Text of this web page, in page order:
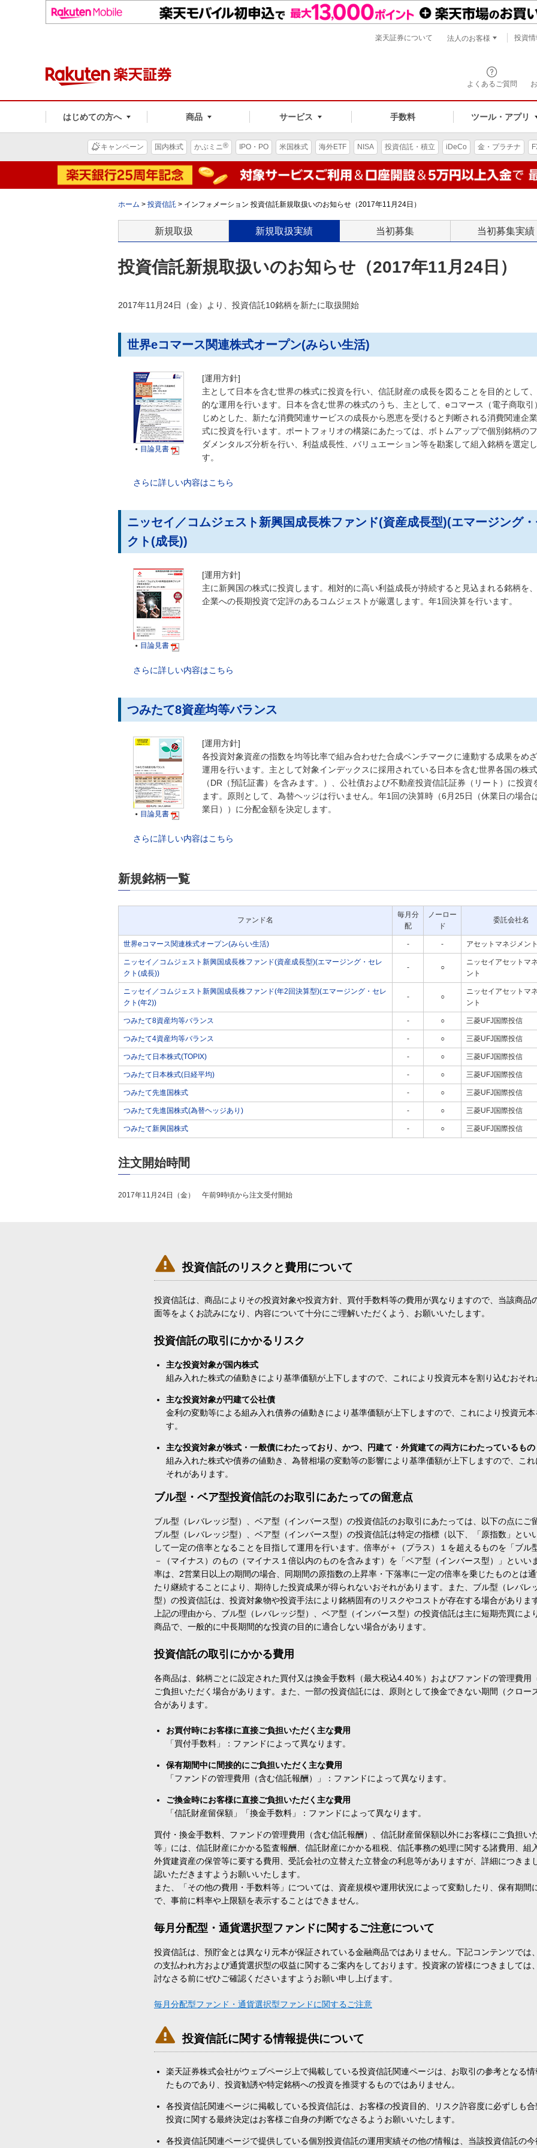
よくあるご質問
はじめての方へ 商品 サービス 手数料 ツール・アプリ
楽天証券について 法人のお客様 投資
キャンペーン 国内株式 かぶミニ® IPO・PO 米国株式 海外ETF NISA 投資信託・積立 iDeCo 金・プラチナ
ホーム > 投資信託 > インフォメーション 投資信託新規取扱いのお知らせ（2017年11月24日）
新規取扱 新規取扱実績 当初募集 当初募集実績
投資信託新規取扱いのお知らせ（2017年11月24日）
2017年11月24日（金）より、投資信託10銘柄を新たに取扱開始
世界eコマース関連株式オープン(みらい生活)
 目論見書
[運用方針]
主として日本を含む世界の株式に投資を行い、信託財産の成長を図ることを目的として
的な運用を行います。日本を含む世界の株式のうち、主として、eコマース（電子商取引
じめとした、新たな消費関連サービスの成長から恩恵を受けると判断される消費関連企
式に投資を行います。ポートフォリオの構築にあたっては、ボトムアップで個別銘柄の
ダメンタルズ分析を行い、利益成長性、バリュエーション等を勘案して組入銘柄を選定
す。
さらに詳しい内容はこちら
ニッセイ／コムジェスト新興国成長株ファンド(資産成長型)(エマージング
クト(成長))
 目論見書
[運用方針]
主に新興国の株式に投資します。相対的に高い利益成長が持続すると見込まれる銘柄を
企業への長期投資で定評のあるコムジェストが厳選します。年1回決算を行います。
さらに詳しい内容はこちら
つみたて8資産均等バランス
 目論見書
[運用方針]
各投資対象資産の指数を均等比率で組み合わせた合成ベンチマークに連動する成果をめ
運用を行います。主として対象インデックスに採用されている日本を含む世界各国の株式
（DR（預託証書）を含みます。）、公社債および不動産投資信託証券（リート）に投資
ます。原則として、為替ヘッジは行いません。年1回の決算時（6月25日（休業日の場合
業日））に分配金額を決定します。
さらに詳しい内容はこちら
新規銘柄一覧
ファンド名
毎月分
配
ノーロー
ド
委託会社名
世界eコマース関連株式オープン(みらい生活) - - アセットマネジメン
ニッセイ／コムジェスト新興国成長株ファンド(資産成長型)(エマージング・セレ
クト(成長))
- ○
ニッセイアセットマ
ント
ニッセイ／コムジェスト新興国成長株ファンド(年2回決算型)(エマージング・セレ
クト(年2))
- ○
ニッセイアセットマ
ント
つみたて8資産均等バランス - ○ 三菱UFJ国際投信
つみたて4資産均等バランス - ○ 三菱UFJ国際投信
つみたて日本株式(TOPIX) - ○ 三菱UFJ国際投信
つみたて日本株式(日経平均) - ○ 三菱UFJ国際投信
つみたて先進国株式 - ○ 三菱UFJ国際投信
つみたて先進国株式(為替ヘッジあり) - ○ 三菱UFJ国際投信
つみたて新興国株式 - ○ 三菱UFJ国際投信
注文開始時間
2017年11月24日（金） 午前9時頃から注文受付開始
 投資信託のリスクと費用について
投資信託は、商品によりその投資対象や投資方針、買付手数料等の費用が異なりますので、当該商品
面等をよくお読みになり、内容について十分にご理解いただくよう、お願いいたします。
投資信託の取引にかかるリスク
主な投資対象が国内株式
組み入れた株式の値動きにより基準価額が上下しますので、これにより投資元本を割り込むおそれ
主な投資対象が円建て公社債
金利の変動等による組み入れ債券の値動きにより基準価額が上下しますので、これにより投資元
す。
主な投資対象が株式・一般債にわたっており、かつ、円建て・外貨建ての両方にわたっているもの
組み入れた株式や債券の値動き、為替相場の変動等の影響により基準価額が上下しますので、こ
それがあります。
ブル型・ベア型投資信託のお取引にあたっての留意点
ブル型（レバレッジ型）、ベア型（インバース型）の投資信託のお取引にあたっては、以下の点にご
ブル型（レバレッジ型）、ベア型（インバース型）の投資信託は特定の指標（以下、「原指数」とい
して一定の倍率となることを目指して運用を行います。倍率が＋（プラス）１を超えるものを「ブル
－（マイナス）のもの（マイナス１倍以内のものを含みます）を「ベア型（インバース型）」といい
率は、2営業日以上の期間の場合、同期間の原指数の上昇率・下落率に一定の倍率を乗じたものとは
たり継続することにより、期待した投資成果が得られないおそれがあります。また、ブル型（レバレ
型）の投資信託は、投資対象物や投資手法により銘柄固有のリスクやコストが存在する場合があります
上記の理由から、ブル型（レバレッジ型）、ベア型（インバース型）の投資信託は主に短期売買によ
商品で、一般的に中長期間的な投資の目的に適合しない場合があります。
投資信託の取引にかかる費用
各商品は、銘柄ごとに設定された買付又は換金手数料（最大税込4.40％）およびファンドの管理費用
ご負担いただく場合があります。また、一部の投資信託には、原則として換金できない期間（クロー
合があります。
お買付時にお客様に直接ご負担いただく主な費用
「買付手数料」：ファンドによって異なります。
保有期間中に間接的にご負担いただく主な費用
「ファンドの管理費用（含む信託報酬）」：ファンドによって異なります。
ご換金時にお客様に直接ご負担いただく主な費用
「信託財産留保額」「換金手数料」：ファンドによって異なります。
買付・換金手数料、ファンドの管理費用（含む信託報酬）、信託財産留保額以外にお客様にご負担い
等」には、信託財産にかかる監査報酬、信託財産にかかる租税、信託事務の処理に関する諸費用、組
外貨建資産の保管等に要する費用、受託会社の立替えた立替金の利息等がありますが、詳細につきま
認いただきますようお願いいたします。
また、「その他の費用・手数料等」については、資産規模や運用状況によって変動したり、保有期間
で、事前に料率や上限額を表示することはできません。
毎月分配型・通貨選択型ファンドに関するご注意について
投資信託は、預貯金とは異なり元本が保証されている金融商品ではありません。下記コンテンツでは
の支払われ方および通貨選択型の収益に関するご案内をしております。投資家の皆様につきましては
討なさる前にぜひご確認くださいますようお願い申し上げます。
毎月分配型ファンド・通貨選択型ファンドに関するご注意
 投資信託に関する情報提供について
楽天証券株式会社がウェブページ上で掲載している投資信託関連ページは、お取引の参考となる
たものであり、投資勧誘や特定銘柄への投資を推奨するものではありません。
各投資信託関連ページに掲載している投資信託は、お客様の投資目的、リスク許容度に必ずしも合
投資に関する最終決定はお客様ご自身の判断でなさるようお願いいたします。
各投資信託関連ページで提供している個別投資信託の運用実績その他の情報は、当該投資信託の